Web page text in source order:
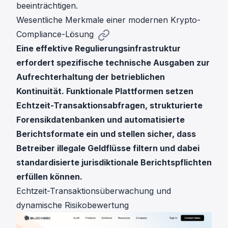
beeinträchtigen.
Wesentliche Merkmale einer modernen Krypto-
Compliance-Lösung
Eine effektive Regulierungsinfrastruktur
erfordert spezifische technische Ausgaben zur
Aufrechterhaltung der betrieblichen
Kontinuität. Funktionale Plattformen setzen
Echtzeit-Transaktionsabfragen, strukturierte
Forensikdatenbanken und automatisierte
Berichtsformate ein und stellen sicher, dass
Betreiber illegale Geldflüsse filtern und dabei
standardisierte jurisdiktionale Berichtspflichten
erfüllen können.
Echtzeit-Transaktionsüberwachung und
dynamische Risikobewertung